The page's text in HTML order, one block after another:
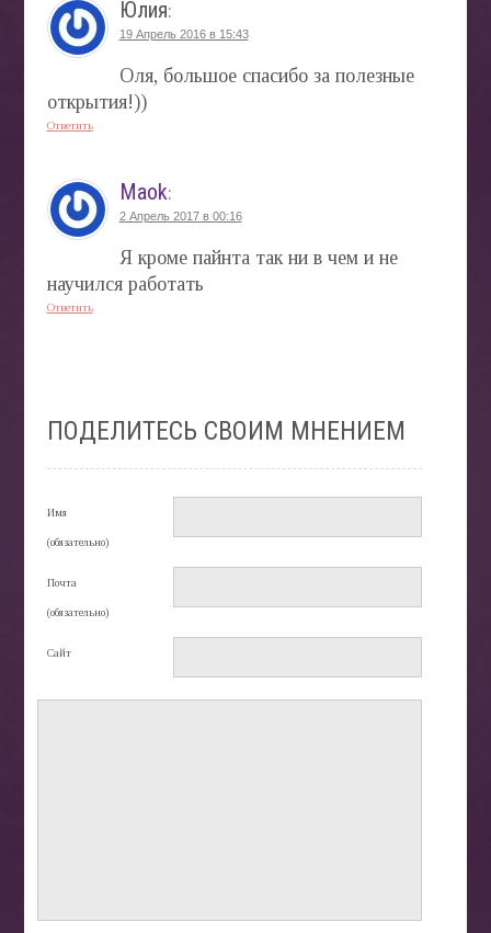
Юлия:
19 Апрель 2016 в 15:43
Оля, большое спасибо за полезные
открытия!))
Ответить
Maok:
2 Апрель 2017 в 00:16
Я кроме пайнта так ни в чем и не
научился работать
Ответить
ПОДЕЛИТЕСЬ СВОИМ МНЕНИЕМ
Имя
(обязательно)
Почта
(обязательно)
Сайт